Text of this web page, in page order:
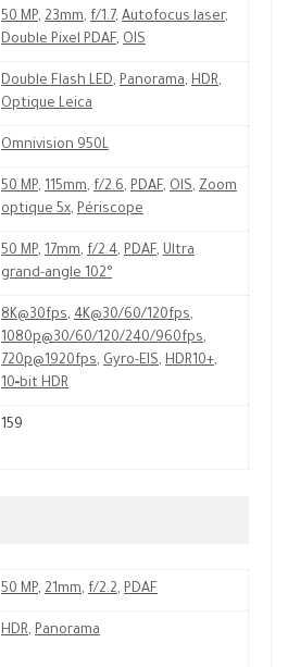
50 MP, 23mm, f/1.7, Autofocus laser,
Double Pixel PDAF, OIS
Double Flash LED, Panorama, HDR,
Optique Leica
Omnivision 950L
50 MP, 115mm, f/2.6, PDAF, OIS, Zoom
optique 5x, Périscope
50 MP, 17mm, f/2.4, PDAF, Ultra
grand-angle 102°
8K@30fps, 4K@30/60/120fps,
1080p@30/60/120/240/960fps,
720p@1920fps, Gyro-EIS, HDR10+,
10‑bit HDR
159
50 MP, 21mm, f/2.2, PDAF
HDR, Panorama